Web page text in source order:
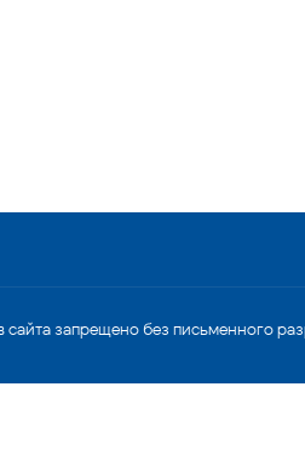
запрещено без письменного